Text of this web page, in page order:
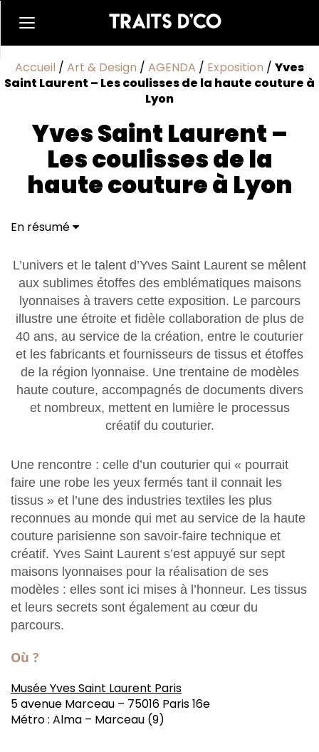
Accueil / Art & Design / AGENDA / Exposition / Yves
Saint Laurent – Les coulisses de la haute couture à
Lyon
Yves Saint Laurent –
Les coulisses de la
haute couture à Lyon
En résumé
L’univers et le talent d’Yves Saint Laurent se mêlent
aux sublimes étoffes des emblématiques maisons
lyonnaises à travers cette exposition. Le parcours
illustre une étroite et fidèle collaboration de plus de
40 ans, au service de la création, entre le couturier
et les fabricants et fournisseurs de tissus et étoffes
de la région lyonnaise. Une trentaine de modèles
haute couture, accompagnés de documents divers
et nombreux, mettent en lumière le processus
créatif du couturier.
Une rencontre : celle d’un couturier qui « pourrait
faire une robe les yeux fermés tant il connait les
tissus » et l’une des industries textiles les plus
reconnues au monde qui met au service de la haute
couture parisienne son savoir-faire technique et
créatif. Yves Saint Laurent s’est appuyé sur sept
maisons lyonnaises pour la réalisation de ses
modèles : elles sont ici mises à l’honneur. Les tissus
et leurs secrets sont également au cœur du
parcours.
Où ?
Musée Yves Saint Laurent Paris
5 avenue Marceau – 75016 Paris 16e
Métro : Alma – Marceau (9)